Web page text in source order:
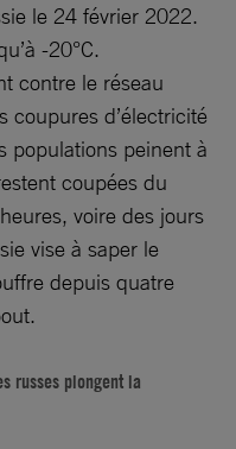
le 24 février 2022.
-20°C.
contre le réseau
coupures d’électricité
populations peinent à
coupées du
voire des jours
vise à saper le
depuis quatre
russes plongent la